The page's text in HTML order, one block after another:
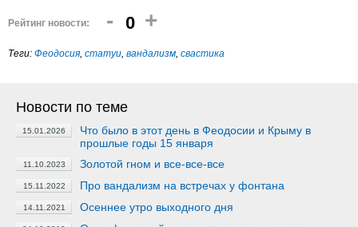
Рейтинг новости: - 0 +
Теги: Феодосия, статуи, вандализм, свастика
Новости по теме
15.01.2026
Что было в этот день в Феодосии и Крыму в
прошлые годы 15 января
11.10.2023 Золотой гном и все-все-все
15.11.2022 Про вандализм на встречах у фонтана
14.11.2021 Осеннее утро выходного дня